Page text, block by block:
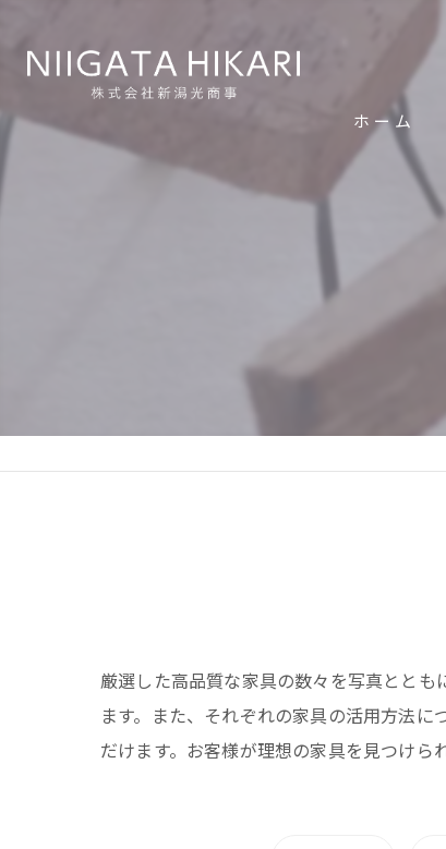
ホーム
厳選した高品質な家具の数々を写真とと
ます。また、それぞれの家具の活用方法
だけます。お客様が理想の家具を見つけら